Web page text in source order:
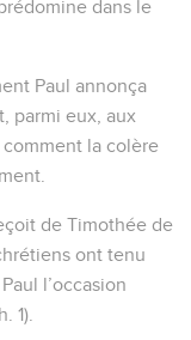
dans le
Paul annonça
parmi eux, aux
la colère
de Timothée de
ont tenu
l’occasion
1).